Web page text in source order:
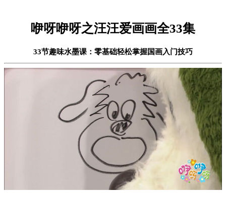
咿呀咿呀之汪汪爱画画全33集
33节趣味水墨课：零基础轻松掌握国画入门技巧